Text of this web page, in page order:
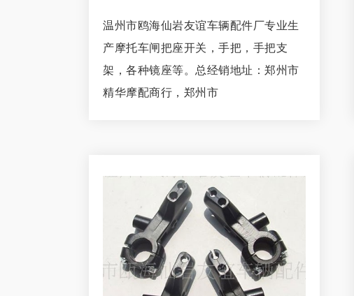
温州市鸥海仙岩友谊车辆配件厂专业生
产摩托车闸把座开关，手把，手把支
架，各种镜座等。总经销地址：郑州市
精华摩配商行，郑州市